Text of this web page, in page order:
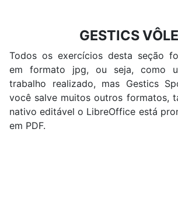
GESTICS
Todos os exercícios desta seção
em formato jpg, ou seja, como
trabalho realizado, mas Gestics
você salve muitos outros formatos,
nativo editável o LibreOffice está
em PDF.